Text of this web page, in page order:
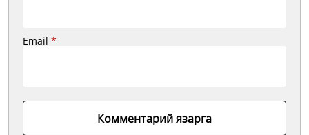
Email *
Комментарий язарга